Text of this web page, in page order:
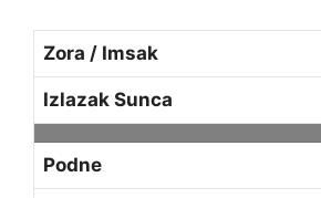
Zora / Imsak
Izlazak Sunca
Podne